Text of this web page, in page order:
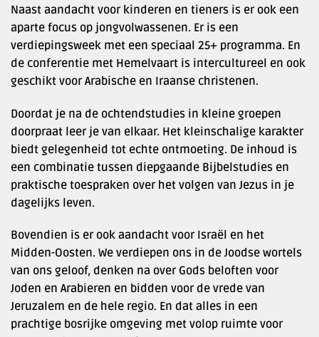
Naast aandacht voor kinderen en tieners is er ook een
aparte focus op jongvolwassenen. Er is een
verdiepingsweek met een speciaal 25+ programma. En
de conferentie met Hemelvaart is intercultureel en ook
geschikt voor Arabische en Iraanse christenen.
Doordat je na de ochtendstudies in kleine groepen
doorpraat leer je van elkaar. Het kleinschalige karakter
biedt gelegenheid tot echte ontmoeting. De inhoud is
een combinatie tussen diepgaande Bijbelstudies en
praktische toespraken over het volgen van Jezus in je
dagelijks leven.
Bovendien is er ook aandacht voor Israël en het
Midden-Oosten. We verdiepen ons in de Joodse wortels
van ons geloof, denken na over Gods beloften voor
Joden en Arabieren en bidden voor de vrede van
Jeruzalem en de hele regio. En dat alles in een
prachtige bosrijke omgeving met volop ruimte voor